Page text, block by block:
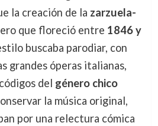
la creación de la zarzuela-
que floreció entre 1846 y
buscaba parodiar, con
grandes óperas italianas,
del género chico
la música original,
por una relectura cómica